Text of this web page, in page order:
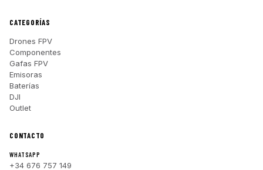
CATEGORÍAS
Drones FPV
Componentes
Gafas FPV
Emisoras
Baterías
DJI
Outlet
CONTACTO
WHATSAPP
+34 676 757 149